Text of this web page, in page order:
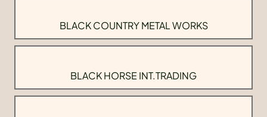
BLACK COUNTRY METAL WORKS
BLACK HORSE INT.TRADING